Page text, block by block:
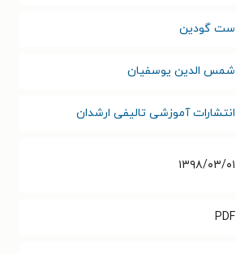
ست گودین
شمس الدین یوسفیان
انتشارات آموزشی تالیفی ارشدان
۱۳۹۸/۰۳/۰۱
PDF